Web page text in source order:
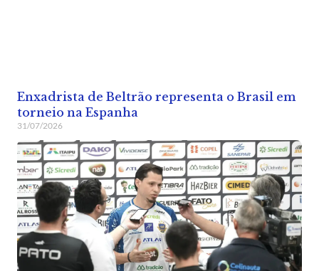
Enxadrista de Beltrão representa o Brasil em
torneio na Espanha
31/07/2026